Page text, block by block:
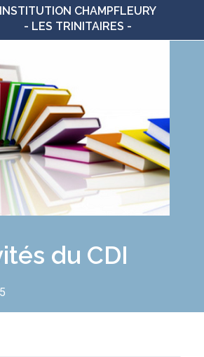
INSTITUTION CHAMPFLEURY
- LES TRINITAIRES -
du CDI